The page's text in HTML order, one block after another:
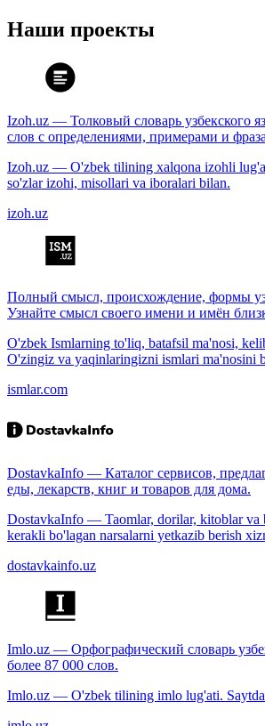
Наши проекты
Izoh.uz — Толковый словарь узбекского
слов с определениями, примерами и
Izoh.uz — O'zbek tilining xalqona izohli
so'zlar izohi, misollari va iboralari bilan.
izoh.uz
Полный смысл, происхождение, формы
Узнайте смысл своего имени и имён
O'zbek Ismlarning to'liq, batafsil ma'nosi,
O'zingiz va yaqinlaringizni ismlari ma'nosini
ismlar.com
DostavkaInfo — Каталог сервисов,
еды, лекарств, книг и товаров для дома.
DostavkaInfo — Taomlar, dorilar, kitoblar va
kerakli bo'lagan narsalarni yetkazib berish
dostavkainfo.uz
Imlo.uz — Орфографический словарь
более 87 000 слов.
Imlo.uz — O'zbek tilining imlo lug'ati. Saytda